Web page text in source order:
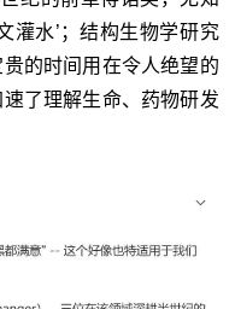
灌水’；结构生物学研究
的时间用在令人绝望的
了理解生命、药物研发